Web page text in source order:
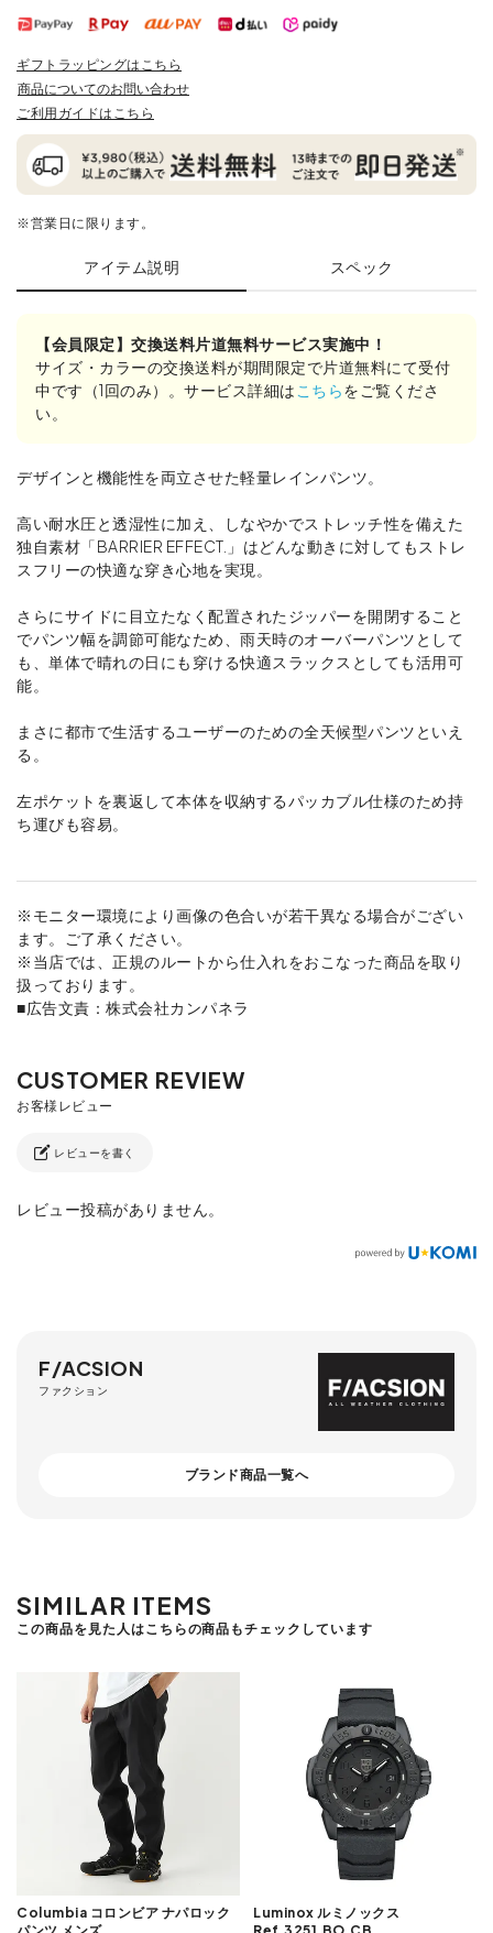
ギフトラッピングはこちら
商品についてのお問い合わせ
ご利用ガイドはこちら
※営業日に限ります。
アイテム説明 スペック
【会員限定】交換送料片道無料サービス実施中！
サイズ・カラーの交換送料が期間限定で片道無料にて受付
中です（1回のみ）。サービス詳細は こちらをご覧くださ
い。
デザインと機能性を両立させた軽量レインパンツ。
高い耐水圧と透湿性に加え、しなやかでストレッチ性を備えた
独自素材「BARRIER EFFECT.」はどんな動きに対してもストレ
スフリーの快適な穿き心地を実現。
さらにサイドに目立たなく配置されたジッパーを開閉すること
でパンツ幅を調節可能なため、雨天時のオーバーパンツとして
も、単体で晴れの日にも穿ける快適スラックスとしても活用可
能。
まさに都市で生活するユーザーのための全天候型パンツといえ
る。
左ポケットを裏返して本体を収納するパッカブル仕様のため持
ち運びも容易。
※モニター環境により画像の色合いが若干異なる場合がござい
ます。ご了承ください。
※当店では、正規のルートから仕入れをおこなった商品を取り
扱っております。
■広告文責：株式会社カンパネラ
レビューを書く
レビュー投稿がありません。
F/ACSION
ファクション
ブランド商品一覧へ
SIMILAR ITEMS
この商品を見た人はこちらの商品もチェックしています
Columbia コロンビア ナパロック
Luminox ルミノックス